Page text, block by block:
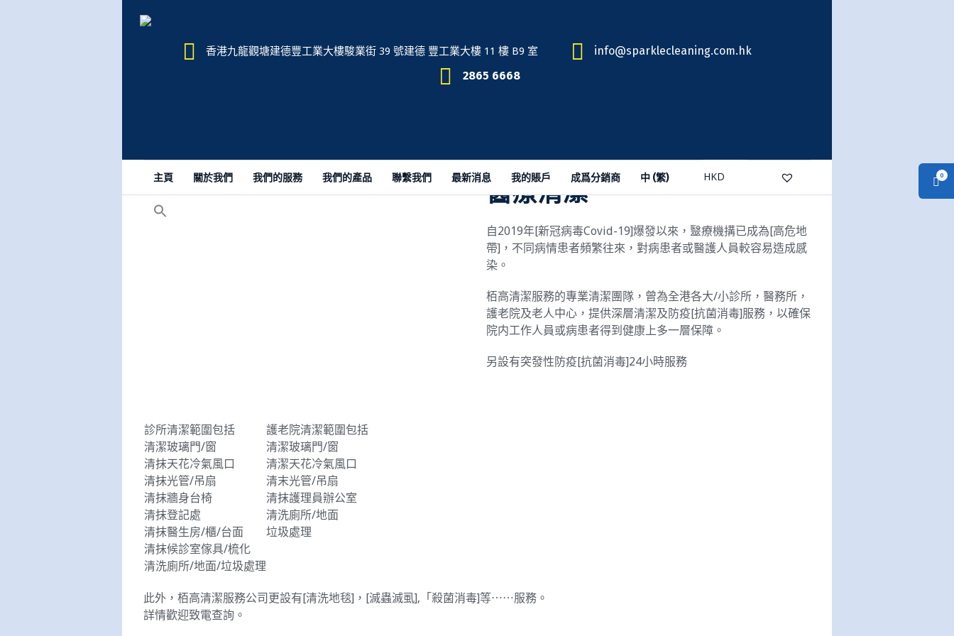
0
香港九龍觀塘建德豐工業大樓駿業街 39 號建德 豐工業大樓 11 樓 B9 室
info@sparklecleaning.com.hk
2865 6668
主頁 關於我們 我們的服務 我們的產品 聯繫我們 最新消息 我的賬戶 成爲分銷商 中 (繁)
醫療清潔
自2019年[新冠病毒Covid-19]爆發以來，毉療機搆已成為[高危地
帶]，不同病情患者頻繁往來，對病患者或醫護人員較容易造成感
染。
栢高清潔服務的專業清潔團隊，曾為全港各大/小診所，醫務所，
護老院及老人中心，提供深層清潔及防疫[抗菌消毒]服務，以確保
院内工作人員或病患者得到健康上多一層保障。
另設有突發性防疫[抗菌消毒]24小時服務
診所清潔範圍包括
清潔玻璃門/窗
清抹天花冷氣風口
清抹光管/吊扇
清抹牆身台椅
清抹登記處
清抹醫生房/櫃/台面
清抹候診室傢具/梳化
清洗廁所/地面/垃圾處理
護老院清潔範圍包括
清潔玻璃門/窗
清潔天花冷氣風口
清末光管/吊扇
清抹護理員辦公室
清洗廁所/地面
垃圾處理
此外，栢高清潔服務公司更設有[清洗地毯]，[滅蟲滅虱],「殺菌消毒]等⋯⋯服務。
詳情歡迎致電查詢。